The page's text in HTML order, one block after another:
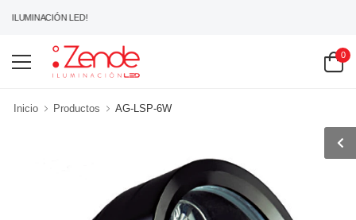
ILUMINACIÓN LED!
0
Inicio Productos AG-LSP-6W